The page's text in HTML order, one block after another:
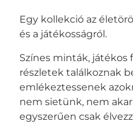
Egy kollekció az
és a játékosságról.
Színes minták, játékos
részletek találkoznak
emlékeztessenek
nem sietünk, nem
egyszerűen csak